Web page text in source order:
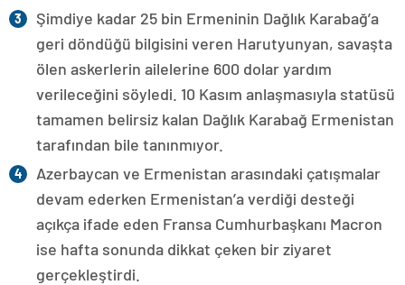
Şimdiye kadar 25 bin Ermeninin Dağlık Karabağ’a
geri döndüğü bilgisini veren Harutyunyan, savaşta
ölen askerlerin ailelerine 600 dolar yardım
verileceğini söyledi. 10 Kasım anlaşmasıyla statüsü
tamamen belirsiz kalan Dağlık Karabağ Ermenistan
tarafından bile tanınmıyor.
Azerbaycan ve Ermenistan arasındaki çatışmalar
devam ederken Ermenistan’a verdiği desteği
açıkça ifade eden Fransa Cumhurbaşkanı Macron
ise hafta sonunda dikkat çeken bir ziyaret
gerçekleştirdi.